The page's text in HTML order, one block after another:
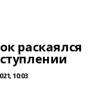
раскаялся
10:03